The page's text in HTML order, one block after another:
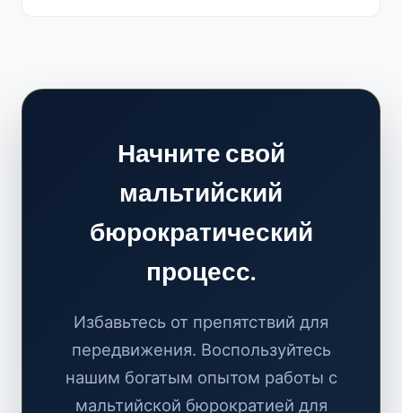
Начните свой
мальтийский
бюрократический
процесс.
Избавьтесь от препятствий для
передвижения. Воспользуйтесь
нашим богатым опытом работы с
мальтийской бюрократией для